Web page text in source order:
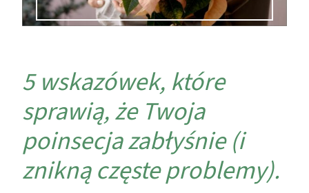
5 wskazówek, które
sprawią, że Twoja
poinsecja zabłyśnie (i
znikną częste problemy).